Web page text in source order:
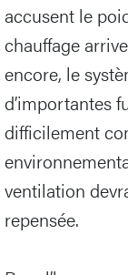
accusent le
chauffage
encore, le
d’importantes
difficilement
ventilation
repensée.